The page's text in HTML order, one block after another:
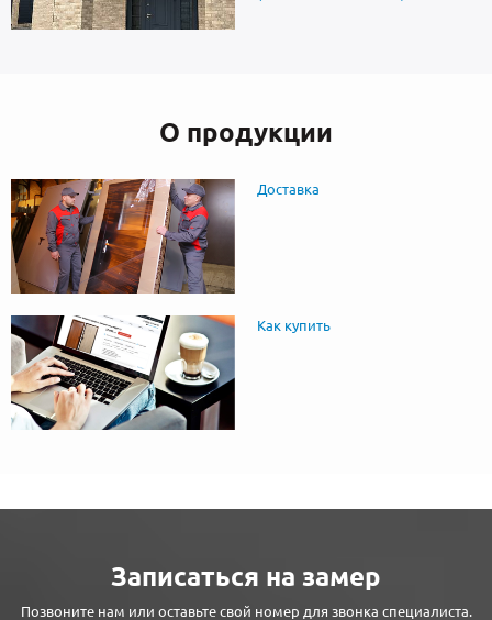
О продукции
Доставка
Как купить
Записаться на замер
Позвоните нам или оставьте свой номер для звонка специалиста.